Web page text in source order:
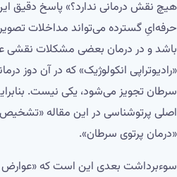
هیچ نقش درمانی ندارد؟» پاسخ دقیق
حرفه‌ایِ گسترده می‌تواند مداخلات
باشد و در درمان بعضی مشکلات نقشی
«رادیوتراپی انکولوژیک» که در آن دوز
سرطان تجویز می‌شود، یکی نیست.
اصلی پرتوشناسی در این مقاله
«درمان پرتوی سرطان».
سوءبرداشت بعدی این است که «عوارض